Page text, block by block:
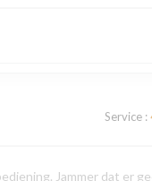
Service:
Jammer dat er